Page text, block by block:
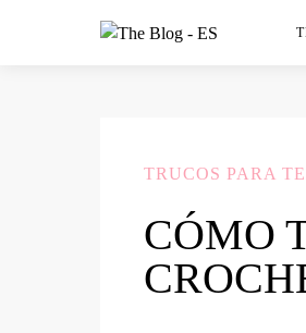
TRUCOS PARA
CÓMO